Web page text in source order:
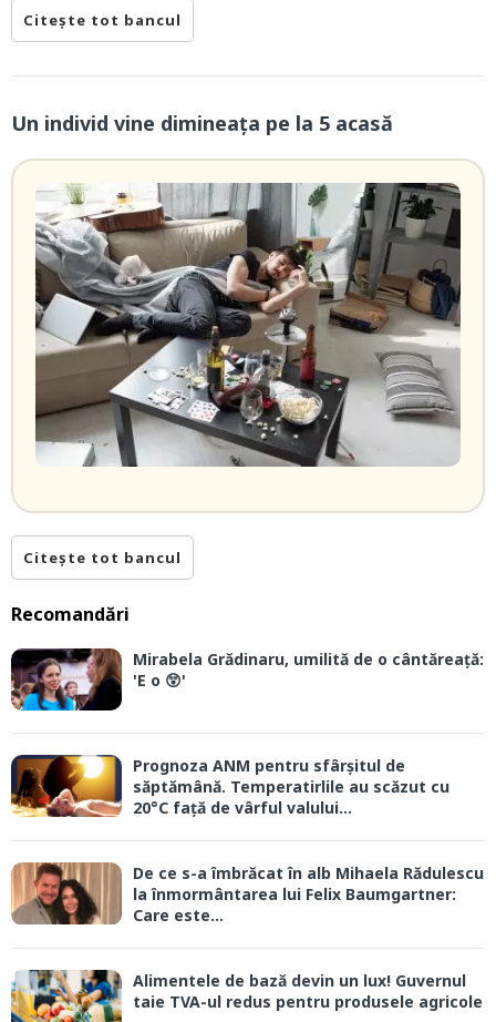
Citește tot bancul
Un individ vine dimineaţa pe la 5 acasă
Citește tot bancul
Recomandări
Mirabela Grădinaru, umilită de o cântăreață:
'E o 😲'
Prognoza ANM pentru sfârșitul de
săptămână. Temperatirlile au scăzut cu
20°C față de vârful valului...
De ce s-a îmbrăcat în alb Mihaela Rădulescu
la înmormântarea lui Felix Baumgartner:
Care este...
Alimentele de bază devin un lux! Guvernul
taie TVA-ul redus pentru produsele agricole